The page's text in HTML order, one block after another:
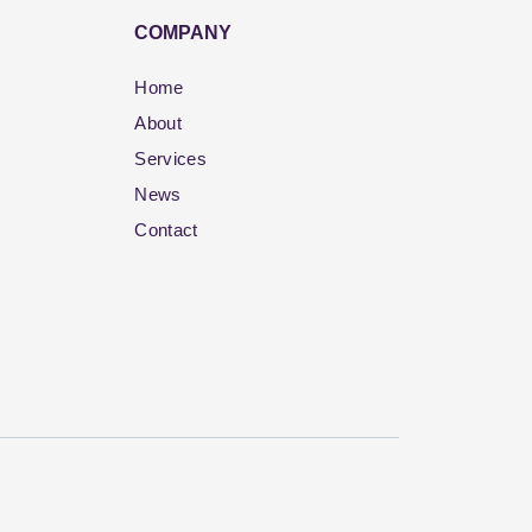
COMPANY
Home
About
Services
News
Contact